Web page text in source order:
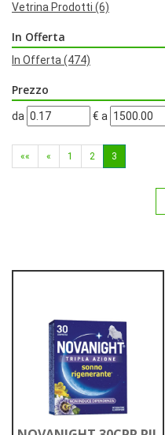
Vetrina Prodotti (6)
In Offerta
In Offerta (474)
Prezzo
filtra
da € filtra
a
«« « 1 2 3